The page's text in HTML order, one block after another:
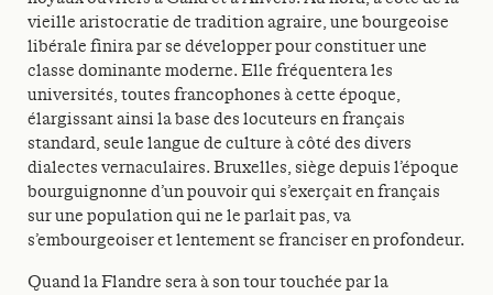
vieille aristocratie de tradition agraire, une bourgeoise
libérale finira par se développer pour constituer une
classe dominante moderne. Elle fréquentera les
universités, toutes francophones à cette époque,
élargissant ainsi la base des locuteurs en français
standard, seule langue de culture à côté des divers
dialectes vernaculaires. Bruxelles, siège depuis l’époque
bourguignonne d’un pouvoir qui s’exerçait en français
sur une population qui ne le parlait pas, va
s’embourgeoiser et lentement se franciser en profondeur.
Quand la Flandre sera à son tour touchée par la